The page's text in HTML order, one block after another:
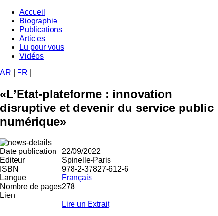
Aller
contenu
principal
Navigation
principale
Accueil
Biographie
Publications
Articles
Lu pour vous
Vidéos
AR
FR
«L’Etat-plateforme : innovation
disruptive et devenir du service public
numérique»
Date publication
22/09/2022
Editeur
Spinelle-Paris
ISBN
978-2-37827-612-6
Langue
Français
Nombre de pages278
Lien
Lire un Extrait